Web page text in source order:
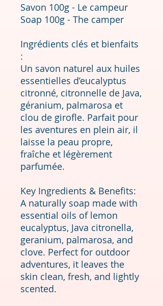
Savon 100g - Le campeur
Soap 100g - The camper
Ingrédients clés et bienfaits
:
Un savon naturel aux huiles
essentielles d’eucalyptus
citronné, citronnelle de Java,
géranium, palmarosa et
clou de girofle. Parfait pour
les aventures en plein air, il
laisse la peau propre,
fraîche et légèrement
parfumée.
Key Ingredients & Benefits:
A naturally soap made with
essential oils of lemon
eucalyptus, Java citronella,
geranium, palmarosa, and
clove. Perfect for outdoor
adventures, it leaves the
skin clean, fresh, and lightly
scented.